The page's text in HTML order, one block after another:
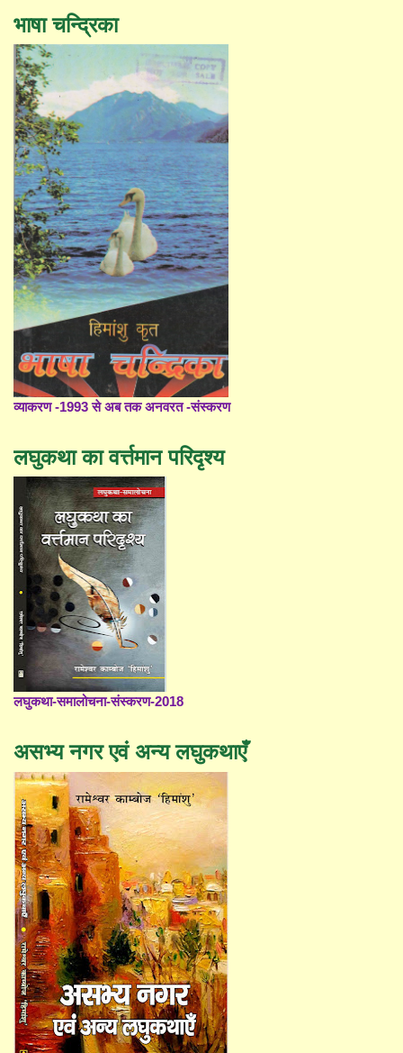
भाषा चन्द्रिका
व्याकरण -1993 से अब तक अनवरत -संस्करण
लघुकथा का वर्त्तमान परिदृश्य
लघुकथा-समालोचना-संस्करण-2018
असभ्य नगर एवं अन्य लघुकथाएँ